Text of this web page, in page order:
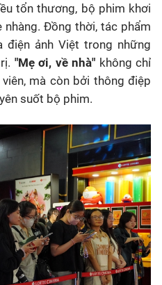
tổn thương, bộ phim khơi
Đồng thời, tác phẩm
ảnh Việt trong những
"Mẹ ơi, về nhà" không chỉ
mà còn bởi thông điệp
suốt bộ phim.